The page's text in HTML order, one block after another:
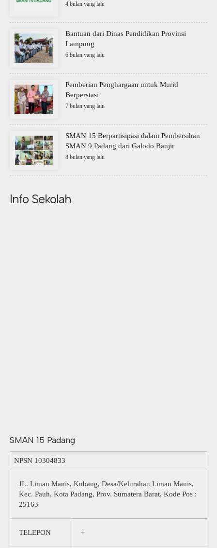
4 bulan yang lalu
Bantuan dari Dinas Pendidikan Provinsi
Lampung
6 bulan yang lalu
Pemberian Penghargaan untuk Murid
Berperstasi
7 bulan yang lalu
SMAN 15 Berpartisipasi dalam Pembersihan
SMAN 9 Padang dari Galodo Banjir
8 bulan yang lalu
Info Sekolah
SMAN 15 Padang
NPSN 10304833
JL. Limau Manis, Kubang, Desa/Kelurahan Limau Manis,
Kec. Pauh, Kota Padang, Prov. Sumatera Barat, Kode Pos :
25163
TELEPON +